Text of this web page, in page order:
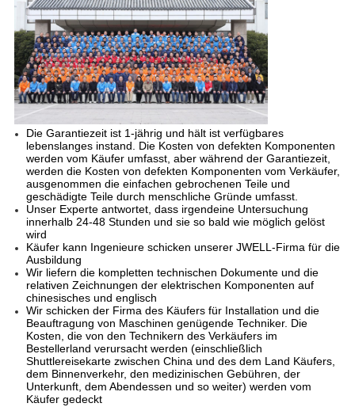
Die Garantiezeit ist 1-jährig und hält ist verfügbares
lebenslanges instand. Die Kosten von defekten Komponenten
werden vom Käufer umfasst, aber während der Garantiezeit,
werden die Kosten von defekten Komponenten vom Verkäufer,
ausgenommen die einfachen gebrochenen Teile und
geschädigte Teile durch menschliche Gründe umfasst.
Unser Experte antwortet, dass irgendeine Untersuchung
innerhalb 24-48 Stunden und sie so bald wie möglich gelöst
wird
Käufer kann Ingenieure schicken unserer JWELL-Firma für die
Ausbildung
Wir liefern die kompletten technischen Dokumente und die
relativen Zeichnungen der elektrischen Komponenten auf
chinesisches und englisch
Wir schicken der Firma des Käufers für Installation und die
Beauftragung von Maschinen genügende Techniker. Die
Kosten, die von den Technikern des Verkäufers im
Bestellerland verursacht werden (einschließlich
Shuttlereisekarte zwischen China und des dem Land Käufers,
dem Binnenverkehr, den medizinischen Gebühren, der
Unterkunft, dem Abendessen und so weiter) werden vom
Käufer gedeckt